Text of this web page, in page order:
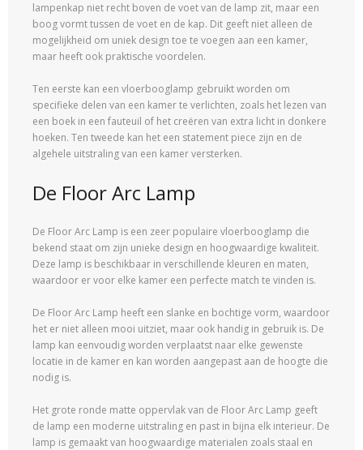
lampenkap niet recht boven de voet van de lamp zit, maar een
boog vormt tussen de voet en de kap. Dit geeft niet alleen de
mogelijkheid om uniek design toe te voegen aan een kamer,
maar heeft ook praktische voordelen.
Ten eerste kan een vloerbooglamp gebruikt worden om
specifieke delen van een kamer te verlichten, zoals het lezen van
een boek in een fauteuil of het creëren van extra licht in donkere
hoeken. Ten tweede kan het een statement piece zijn en de
algehele uitstraling van een kamer versterken.
De Floor Arc Lamp
De Floor Arc Lamp is een zeer populaire vloerbooglamp die
bekend staat om zijn unieke design en hoogwaardige kwaliteit.
Deze lamp is beschikbaar in verschillende kleuren en maten,
waardoor er voor elke kamer een perfecte match te vinden is.
De Floor Arc Lamp heeft een slanke en bochtige vorm, waardoor
het er niet alleen mooi uitziet, maar ook handig in gebruik is. De
lamp kan eenvoudig worden verplaatst naar elke gewenste
locatie in de kamer en kan worden aangepast aan de hoogte die
nodig is.
Het grote ronde matte oppervlak van de Floor Arc Lamp geeft
de lamp een moderne uitstraling en past in bijna elk interieur. De
lamp is gemaakt van hoogwaardige materialen zoals staal en